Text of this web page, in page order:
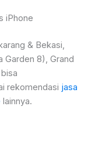
iPhone
& Bekasi,
Garden 8), Grand
rekomendasi jasa
lainnya.